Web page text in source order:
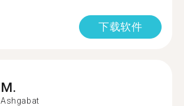
下载软件
M.
Ashgabat